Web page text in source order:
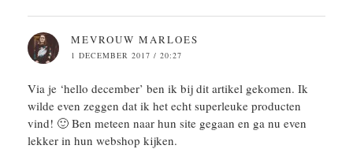
MEVROUW MARLOES
1 DECEMBER 2017 / 20:27
Via je ‘hello december’ ben ik bij dit artikel gekomen. Ik
wilde even zeggen dat ik het echt superleuke producten
vind! 🙂 Ben meteen naar hun site gegaan en ga nu even
lekker in hun webshop kijken.